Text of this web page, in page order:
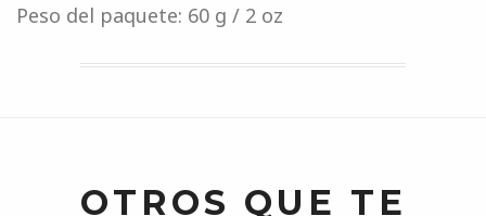
Peso del paquete: 60 g / 2 oz
OTROS QUE TE